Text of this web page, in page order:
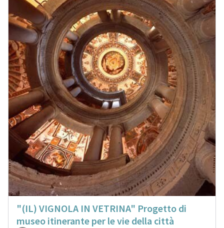
"(IL) VIGNOLA IN VETRINA" Progetto di
museo itinerante per le vie della città